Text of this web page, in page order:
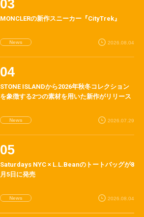
MONCLERの新作スニーカー『CityTrek』
News 2026.08.04
STONE ISLANDから2026年秋冬コレクション
を象徴する2つの素材を用いた新作がリリース
News 2026.07.29
Saturdays NYC × L.L.Beanのトートバッグが8
月5日に発売
News 2026.08.04